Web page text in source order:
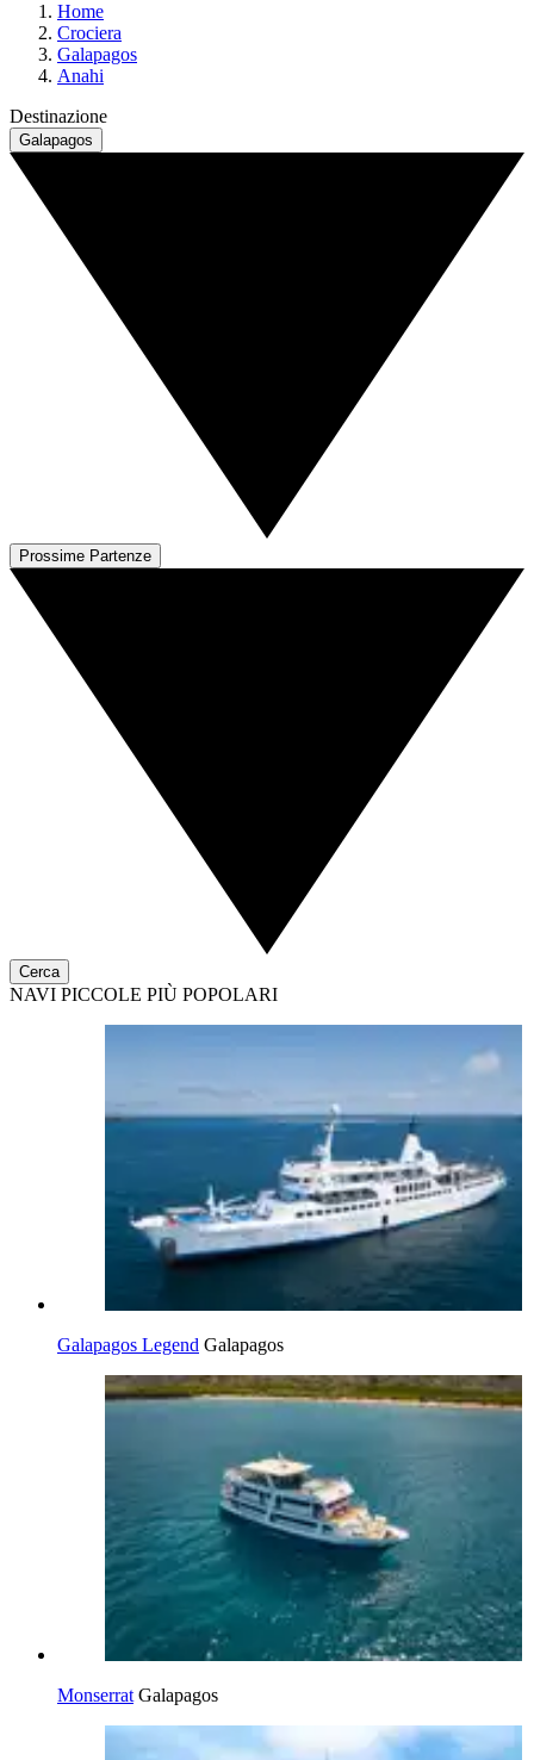
Home
Crociera
Galapagos
Anahi
Destinazione
Galapagos
Prossime Partenze
Cerca
NAVI PICCOLE PIÙ POPOLARI
Galapagos Legend Galapagos
Monserrat Galapagos